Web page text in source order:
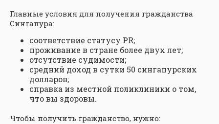
Главные условия для получения гражданства
Сингапура:
соответствие статусу PR;
проживание в стране более двух лет;
отсутствие судимости;
средний доход в сутки 50 сингапурских
долларов;
справка из местной поликлиники о том,
что вы здоровы.
Чтобы получить гражданство, нужно: